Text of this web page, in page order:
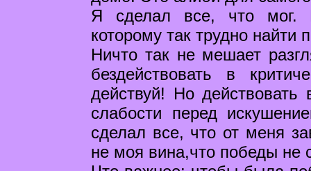
Я сделал все, что мог.
которому так трудно найти
Ничто так не мешает
бездействовать в
действуй! Но действовать
слабости перед
сделал все, что от меня
не моя вина,что победы не